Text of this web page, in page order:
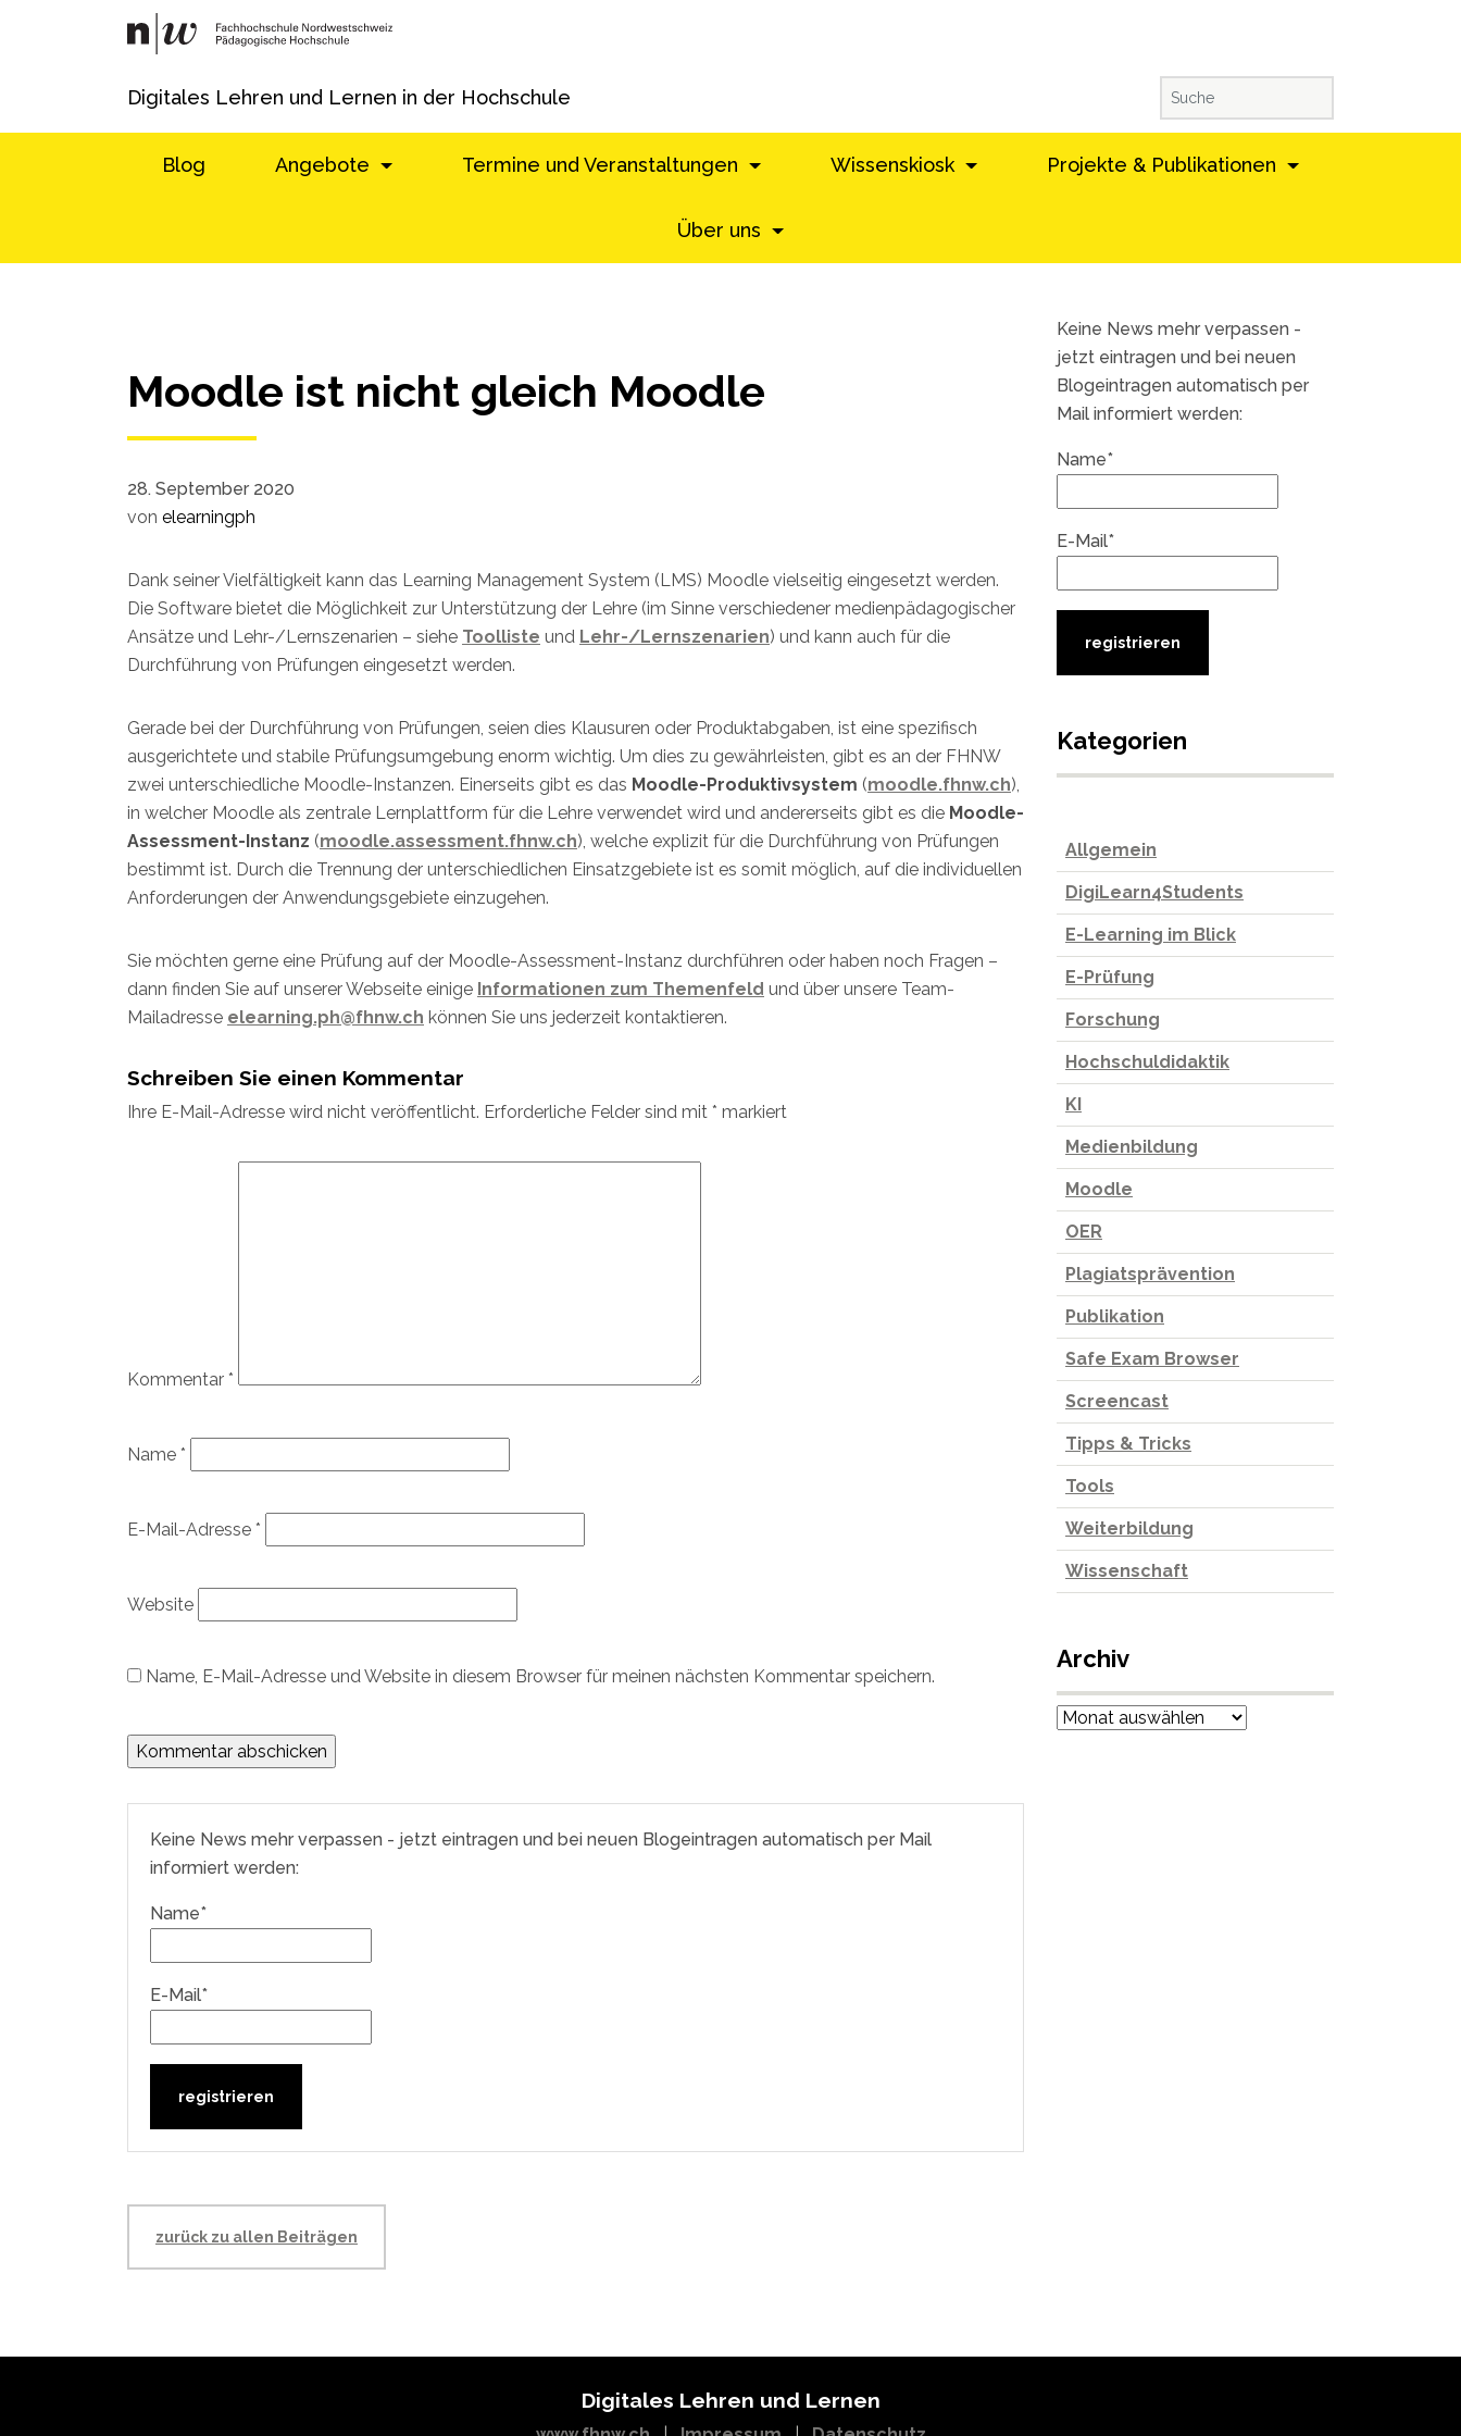
Digitales Lehren und Lernen in der Hochschule
Blog Angebote Termine und Veranstaltungen Wissenskiosk Projekte & Publikationen
Über uns
Moodle ist nicht gleich Moodle
28. September 2020
von elearningph
Dank seiner Vielfältigkeit kann das Learning Management System (LMS) Moodle vielseitig eingesetzt werden.
Die Software bietet die Möglichkeit zur Unterstützung der Lehre (im Sinne verschiedener medienpädagogischer
Ansätze und Lehr-/Lernszenarien – siehe Toolliste und Lehr-/Lernszenarien) und kann auch für die
Durchführung von Prüfungen eingesetzt werden.
Gerade bei der Durchführung von Prüfungen, seien dies Klausuren oder Produktabgaben, ist eine spezifisch
ausgerichtete und stabile Prüfungsumgebung enorm wichtig. Um dies zu gewährleisten, gibt es an der FHNW
zwei unterschiedliche Moodle-Instanzen. Einerseits gibt es das Moodle-Produktivsystem (moodle.fhnw.ch),
in welcher Moodle als zentrale Lernplattform für die Lehre verwendet wird und andererseits gibt es die Moodle-
Assessment-Instanz (moodle.assessment.fhnw.ch), welche explizit für die Durchführung von Prüfungen
bestimmt ist. Durch die Trennung der unterschiedlichen Einsatzgebiete ist es somit möglich, auf die individuellen
Anforderungen der Anwendungsgebiete einzugehen.
Sie möchten gerne eine Prüfung auf der Moodle-Assessment-Instanz durchführen oder haben noch Fragen –
dann finden Sie auf unserer Webseite einige Informationen zum Themenfeld und über unsere Team-
Mailadresse elearning.ph@fhnw.ch können Sie uns jederzeit kontaktieren.
Schreiben Sie einen Kommentar
Ihre E-Mail-Adresse wird nicht veröffentlicht. Erforderliche Felder sind mit * markiert
Kommentar *
Name *
E-Mail-Adresse *
Website
Name, E-Mail-Adresse und Website in diesem Browser für meinen nächsten Kommentar speichern.
Keine News mehr verpassen - jetzt eintragen und bei neuen Blogeintragen automatisch per Mail
informiert werden:
Name*
E-Mail*
zurück zu allen Beiträgen
Keine News mehr verpassen -
jetzt eintragen und bei neuen
Blogeintragen automatisch per
Mail informiert werden:
Name*
E-Mail*
Kategorien
Allgemein
DigiLearn4Students
E-Learning im Blick
E-Prüfung
Forschung
Hochschuldidaktik
KI
Medienbildung
Moodle
OER
Plagiatsprävention
Publikation
Safe Exam Browser
Screencast
Tipps & Tricks
Tools
Weiterbildung
Wissenschaft
Archiv
Archiv
Digitales Lehren und Lernen